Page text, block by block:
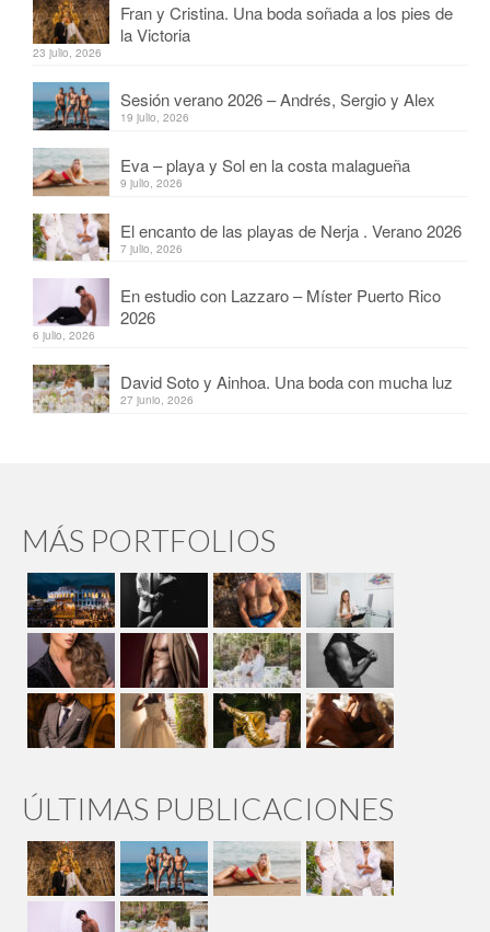
Fran y Cristina. Una boda soñada a los pies de
la Victoria
23 julio, 2026
Sesión verano 2026 – Andrés, Sergio y Alex
19 julio, 2026
Eva – playa y Sol en la costa malagueña
9 julio, 2026
El encanto de las playas de Nerja . Verano 2026
7 julio, 2026
En estudio con Lazzaro – Míster Puerto Rico
2026
6 julio, 2026
David Soto y Ainhoa. Una boda con mucha luz
27 junio, 2026
MÁS PORTFOLIOS
ÚLTIMAS PUBLICACIONES